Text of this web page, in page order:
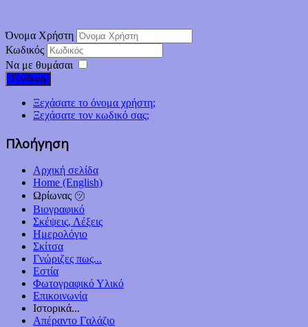
Όνομα Χρήστη
Κωδικός
Να με θυμάσαι
Σύνδεση
Ξεχάσατε το όνομα χρήστη;
Ξεχάσατε τον κωδικό σας;
Πλοήγηση
Αρχική σελίδα
Home (English)
Ωρίωνας ㋡
Βιογραφικό
Σκέψεις, Λέξεις
Ημερολόγιο
Σκίτσα
Γνώριζες πως...
Εστία
Φωτογραφικό Υλικό
Επικοινωνία
Ιστορικά...
Απέραντο Γαλάζιο